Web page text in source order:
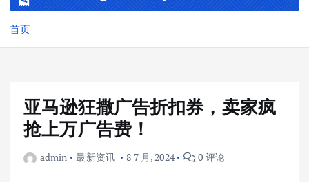
首页
亚马逊狂撒广告折扣券，卖家疯
抢上万广告费！
admin 最新资讯 8 7 月, 2024 0 评论